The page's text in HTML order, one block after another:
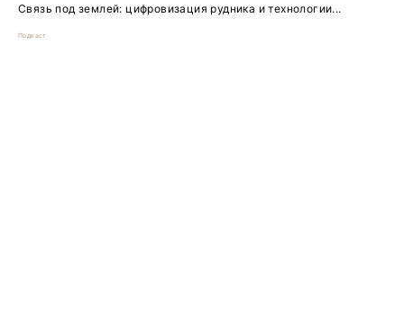
Связь под землей: цифровизация рудника и технологии...
Подкаст